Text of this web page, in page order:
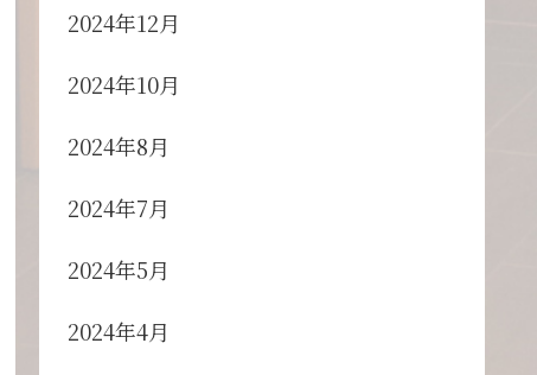
2024年12月
2024年10月
2024年8月
2024年7月
2024年5月
2024年4月